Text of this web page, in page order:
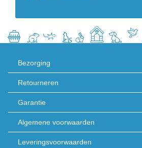
Bezorging
Retourneren
Garantie
Algemene voorwaarden
Leveringsvoorwaarden